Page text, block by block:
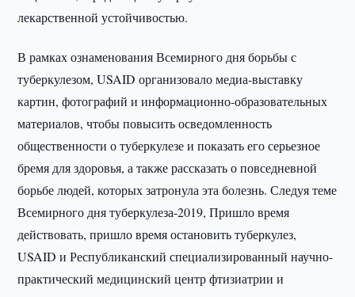
лекарственной устойчивостью.
В рамках ознаменования Всемирного дня борьбы с
туберкулезом, USAID организовало медиа-выставку
картин, фотографий и информационно-образовательных
материалов, чтобы повысить осведомленность
общественности о туберкулезе и показать его серьезное
бремя для здоровья, а также рассказать о повседневной
борьбе людей, которых затронула эта болезнь. Следуя теме
Всемирного дня туберкулеза-2019, Пришло время
действовать, пришло время остановить туберкулез,
USAID и Республиканский специализированный научно-
практический медицинский центр фтизиатрии и